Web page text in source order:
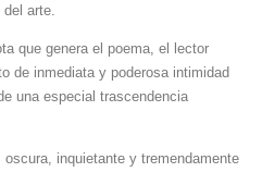
arte.
que genera el poema, el lector
de inmediata y poderosa intimidad
una especial trascendencia
inquietante y tremendamente